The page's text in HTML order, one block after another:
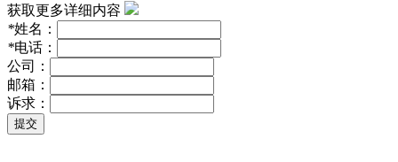
获取更多详细内容
*姓名：
*电话：
公司：
邮箱：
诉求：
提交